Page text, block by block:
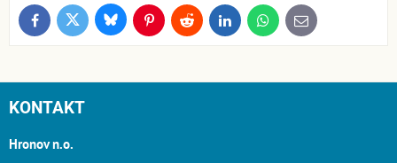
FacebookTwitter BlueskyPinterestReddit LinkedInWhatsApp
E-
mail
KONTAKT
Hronov n.o.